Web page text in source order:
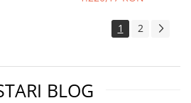
1 2
BLOG